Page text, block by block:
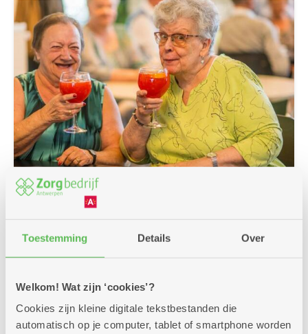
Toestemming Details Over
Welkom! Wat zijn ‘cookies’?
Cookies zijn kleine digitale tekstbestanden die
automatisch op je computer, tablet of smartphone worden
Klink op de zomer met cocktails of
mocktails
staan deze zomer lekkere cocktails en mocktails op de
kaart. Kom je proeven? Op heel wat locaties kan dat
trouwens in een sfeervolle zomerbar!